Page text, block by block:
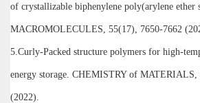
of crystallizable biphenylene poly(arylene ether
MACROMOLECULES, 55(17), 7650-7662
5.Curly-Packed structure polymers for high-
energy storage. CHEMISTRY of MATERIALS,
(2022).